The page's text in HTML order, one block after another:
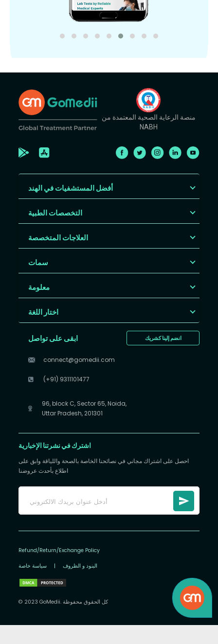
منصة الرعاية الصحية المعتمدة من
NABH
أفضل المستشفيات في الهند
التخصصات الطبية
العلاجات المتخصصة
سمات
معلومة
اختار اللغة
انضم إلينا كشريك ابقى على تواصل
connect@gomedii.com
(+91) 9311101477
96, block C, Sector 65, Noida,
Uttar Pradesh, 201301
اشترك في نشرتنا الإخبارية
احصل على اشتراك مجاني في نصائحنا الخاصة بالصحة واللياقة وابق على
اطلاع بأحدث عروضنا
Refund/Return/Exchange Policy
سياسة خاصة | البنود و الظروف
© 2023 GoMedii. كل الحقوق محفوظة